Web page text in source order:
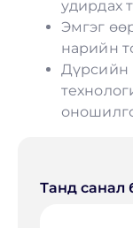
удирдах
Эмгэг
нарийн
Дүрсийн
Танд санал